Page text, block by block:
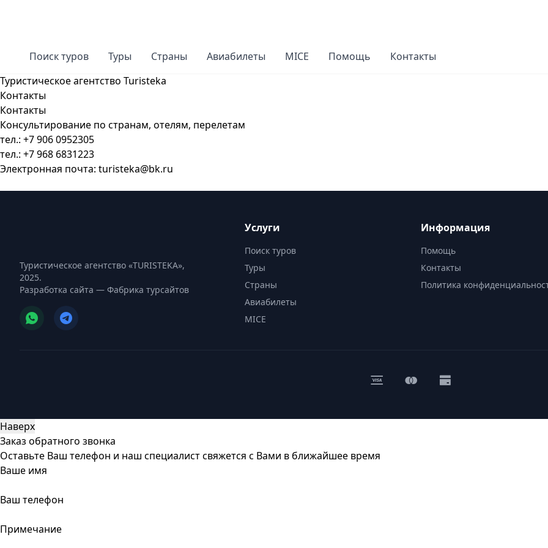
Поиск туров Туры Страны Авиабилеты MICE Помощь
Контакты
Туристическое агентство Turisteka
Контакты
Контакты
Консультирование по странам, отелям, перелетам
тел.: +7 906 0952305
тел.: +7 968 6831223
Электронная почта: turisteka@bk.ru
Туристическое агентство «TURISTEKA»,
2025.
Разработка сайта — Фабрика турсайтов
Услуги
Поиск туров
Туры
Страны
Авиабилеты
MICE
Информация
Помощь
Контакты
Политика
Наверх
Заказ обратного звонка
Оставьте Ваш телефон и наш специалист свяжется с Вами в ближайшее время
Ваше имя
Ваш телефон
Примечание